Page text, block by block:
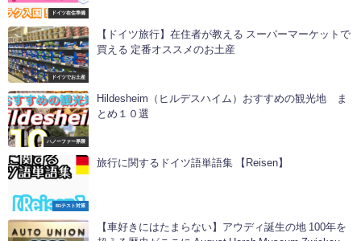
ドイツ在住準備
ドイツでお土産
【ドイツ旅行】在住者が教える スーパーマーケットで
買える 定番オススメのお土産
ハノーファー界隈
Hildesheim（ヒルデスハイム）おすすめの観光地 ま
とめ１０選
B1テスト対策
旅行に関するドイツ語単語集 【Reisen】
【車好きにはたまらない】アウディ誕生の地 100年を